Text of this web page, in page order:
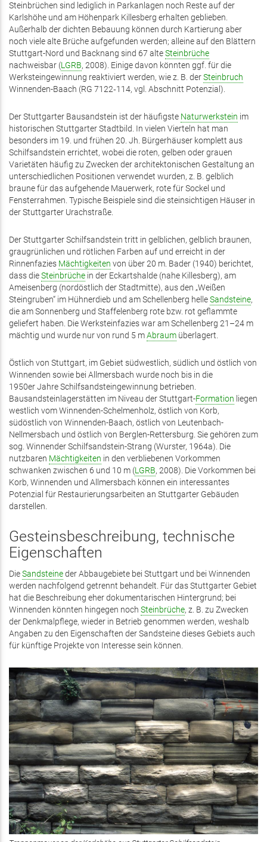
Steinbrüchen sind lediglich in Parkanlagen noch Reste auf der
Karlshöhe und am Höhenpark Killesberg erhalten geblieben.
Außerhalb der dichten Bebauung können durch Kartierung aber
noch viele alte Brüche aufgefunden werden; alleine auf den Blättern
Stuttgart-Nord und Backnang sind 67 alteSteinbrüche
nachweisbar (LGRB, 2008). Einige davon könnten ggf. für die
Werksteingewinnung reaktiviert werden, wie z. B. derSteinbruch
Winnenden-Baach (RG 7122‑114, vgl. Abschnitt Potenzial).
Der Stuttgarter Bausandstein ist der häufigste Naturwerkstein im
historischen Stuttgarter Stadtbild. In vielen Vierteln hat man
besonders im 19. und frühen 20. Jh. Bürgerhäuser komplett aus
Schilfsandstein errichtet, wobei die roten, gelben oder grauen
Varietäten häufig zu Zwecken der architektonischen Gestaltung an
unterschiedlichen Positionen verwendet wurden, z. B. gelblich
braune für das aufgehende Mauerwerk, rote für Sockel und
Fensterrahmen. Typische Beispiele sind die steinsichtigen Häuser in
der Stuttgarter Urachstraße.
Der Stuttgarter Schilfsandstein tritt in gelblichen, gelblich braunen,
graugrünlichen und rötlichen Farben auf und erreicht in der
Rinnenfazies Mächtigkeiten von über 20 m. Bader (1940) berichtet,
dass dieSteinbrüche in der Eckartshalde (nahe Killesberg), am
Ameisenberg (nordöstlich der Stadtmitte), aus den „Weißen
Steingruben“ im Hühnerdieb und am Schellenberg helleSandsteine,
die am Sonnenberg und Staffelenberg rote bzw. rot geflammte
geliefert haben. Die Werksteinfazies war am Schellenberg 21–24 m
mächtig und wurde nur von rund 5 mAbraum überlagert.
Östlich von Stuttgart, im Gebiet südwestlich, südlich und östlich von
Winnenden sowie bei Allmersbach wurde noch bis in die
1950er Jahre Schilfsandsteingewinnung betrieben.
Bausandsteinlagerstätten im Niveau der Stuttgart-Formation liegen
westlich vom Winnenden-Schelmenholz, östlich von Korb,
südöstlich von Winnenden-Baach, östlich von Leutenbach-
Nellmersbach und östlich von Berglen-Rettersburg. Sie gehören zum
sog. Winnender Schilf­sandstein-Strang (Wurster, 1964a). Die
nutzbaren Mächtigkeiten in den verbliebenen Vorkommen
schwanken zwischen 6 und 10 m (LGRB, 2008). Die Vorkommen bei
Korb, Winnenden und Allmersbach können ein interessantes
Potenzial für Restaurierungsarbeiten an Stuttgarter Gebäuden
darstellen.
Gesteinsbeschreibung, technische
Eigenschaften
DieSandsteineder Abbaugebiete bei Stuttgart und bei Winnenden
werden nachfolgend getrennt behandelt. Für das Stuttgarter Gebiet
hat die Beschreibung eher dokumentarischen Hintergrund; bei
Winnenden könnten hingegen noch Steinbrüche, z. B. zu Zwecken
der Denkmalpflege, wieder in Betrieb genommen werden, weshalb
Angaben zu den Eigenschaften der Sandsteine dieses Gebiets auch
für künftige Projekte von Interesse sein können.